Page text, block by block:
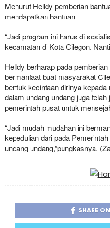
Menurut Helldy pemberian
mendapatkan bantuan.
“Jadi program ini harus di
kecamatan di Kota Cilegon.
Helldy berharap pada
bermanfaat buat masyarakat
bentuk kecintaan dirinya
dalam undang undang juga
pemerintah pusat untuk
“Jadi mudah mudahan ini
kepedulian dari pada
undang undang,”pungkasnya.
SHARE